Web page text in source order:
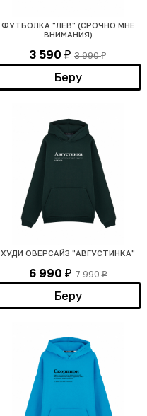
ФУТБОЛКА "ЛЕВ" (СРОЧНО МНЕ
ВНИМАНИЯ)
3 590 ₽ 3 990₽
Беру
ХУДИ ОВЕРСАЙЗ "АВГУСТИНКА"
6 990 ₽ 7 990₽
Беру